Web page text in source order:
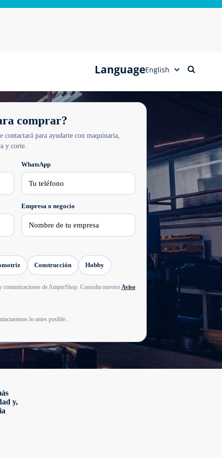
Language
comprar?
contactará para ayudarte con maquinaria,
y corte.
WhatsApp
Empresa o negocio
Construcción Hobby
de AmperShop. Consulta nuestro Aviso
lo antes posible..
y,